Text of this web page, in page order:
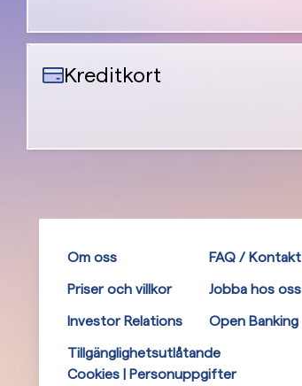
Kreditkort
Om oss FAQ / Kontakt
Priser och villkor Jobba hos oss
Investor Relations Open Banking
Tillgänglighetsutlåtande
Cookies | Personuppgifter